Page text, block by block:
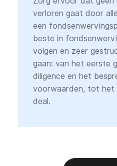
verloren gaat door
een
beste in
volgen en zeer
gaan: van het eerste
diligence en het
voorwaarden, tot het
deal.